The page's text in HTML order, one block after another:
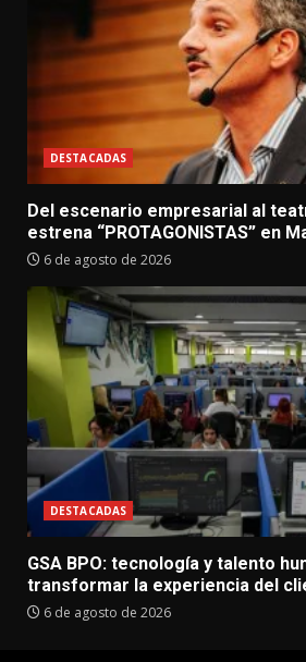
DESTACADAS
Del escenario empresarial al
estrena “PROTAGONISTAS” en
6 de agosto de 2026
DESTACADAS
GSA BPO: tecnología y talento
transformar la experiencia del
6 de agosto de 2026